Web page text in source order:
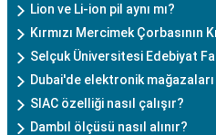
Lion ve Li-ion pil aynı mı?
Kırmızı Mercimek Çorbasının
Selçuk Üniversitesi Edebiyat
Dubai'de elektronik
SIAC özelliği nasıl çalışır?
Dambıl ölçüsü nasıl alınır?